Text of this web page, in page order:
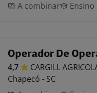
A combinar
Ensino
Operador De
4,7 CARGILL
Chapecó - SC